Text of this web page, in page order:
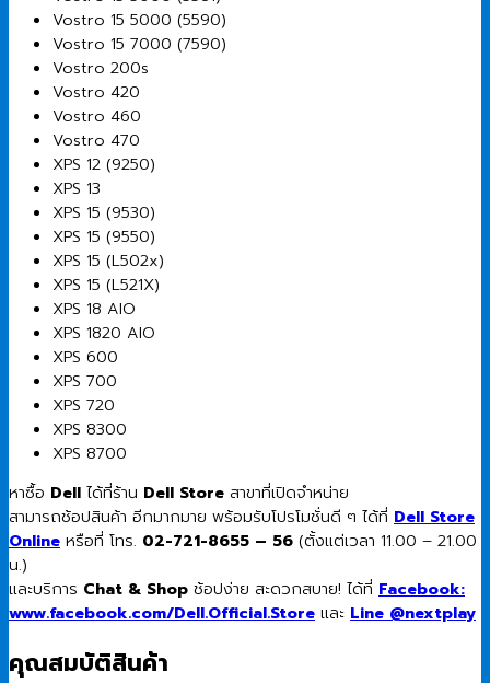
Vostro 15 5000 (5590)
Vostro 15 7000 (7590)
Vostro 200s
Vostro 420
Vostro 460
Vostro 470
XPS 12 (9250)
XPS 13
XPS 15 (9530)
XPS 15 (9550)
XPS 15 (L502x)
XPS 15 (L521X)
XPS 18 AIO
XPS 1820 AIO
XPS 600
XPS 700
XPS 720
XPS 8300
XPS 8700
หาซื้อ Dell ได้ที่ร้าน Dell Store สาขาที่เปิดจำหน่าย
สามารถช้อปสินค้า อีกมากมาย พร้อมรับโปรโมชั่นดี ๆ ได้ที่ Dell Store
Online หรือที่ โทร. 02-721-8655 – 56 (ตั้งแต่เวลา 11.00 – 21.00
น.)
และบริการ Chat & Shop ช้อปง่าย สะดวกสบาย! ได้ที่ Facebook:
www.facebook.com/Dell.Official.Store และ Line @nextplay
คุณสมบัติสินค้า